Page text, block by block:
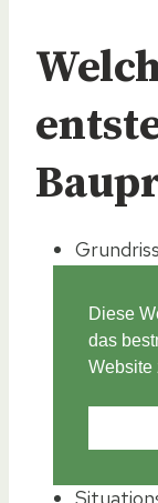
Höhen
Diese
das
Website